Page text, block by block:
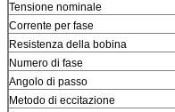
Tensione nominale
Corrente per fase
Resistenza della bobina
Numero di fase
Angolo di passo
Metodo di eccitazione